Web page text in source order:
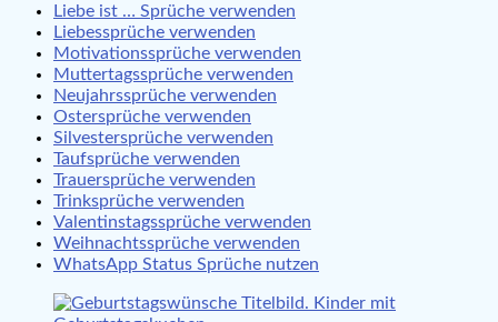
Liebe ist … Sprüche verwenden
Liebessprüche verwenden
Motivationssprüche verwenden
Muttertagssprüche verwenden
Neujahrssprüche verwenden
Ostersprüche verwenden
Silvestersprüche verwenden
Taufsprüche verwenden
Trauersprüche verwenden
Trinksprüche verwenden
Valentinstagssprüche verwenden
Weihnachtssprüche verwenden
WhatsApp Status Sprüche nutzen